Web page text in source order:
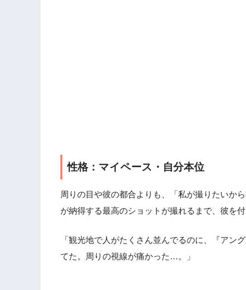
性格：マイペース・自分本位
周りの目や彼の都合よりも、「私が撮りたいか
が納得する最高のショットが撮れるまで、彼を
「観光地で人がたくさん並んでるのに、『アン
てた。周りの視線が痛かった…。」